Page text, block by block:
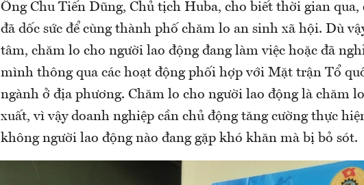
Ông Chu Tiến Dũng, Chủ tịch Huba, cho biết thời gian qua,
đã dốc sức để cùng thành phố chăm lo an sinh xã hội. Dù
tâm, chăm lo cho người lao động đang làm việc hoặc đã
mình thông qua các hoạt động phối hợp với Mặt trận Tổ
ngành ở địa phương. Chăm lo cho người lao động là chăm
xuất, vì vậy doanh nghiệp cần chủ động tăng cường thực
không người lao động nào đang gặp khó khăn mà bị bỏ sót.